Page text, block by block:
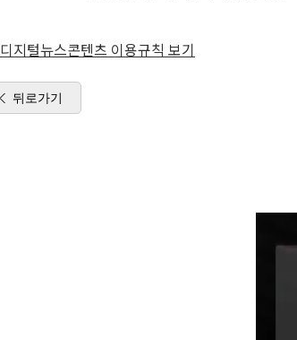
디지털뉴스콘텐츠 이용규칙 보기
뒤로가기